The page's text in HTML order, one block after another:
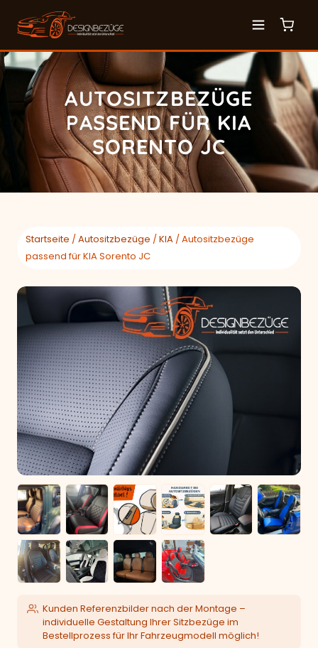
AUTOSITZBEZÜGE
PASSEND FÜR KIA
SORENTO JC
Startseite /Autositzbezüge /KIA / Autositzbezüge
passend für KIA Sorento JC
Kunden Referenzbilder nach der Montage –
individuelle Gestaltung Ihrer Sitzbezüge im
Bestellprozess für Ihr Fahrzeugmodell möglich!